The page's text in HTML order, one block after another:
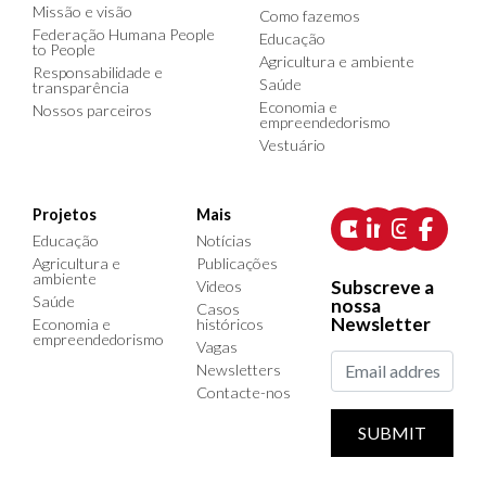
Missão e visão
Federação Humana People
to People
Responsabilidade e
transparência
Nossos parceiros
Como fazemos
Educação
Agricultura e ambiente
Saúde
Economia e
empreendedorismo
Vestuário
Projetos
Educação
Agricultura e
ambiente
Saúde
Economia e
empreendedorismo
Mais
Notícias
Publicações
Videos
Casos
históricos
Vagas
Newsletters
Contacte-nos
Subscreve a
nossa
Newsletter
SUBMIT